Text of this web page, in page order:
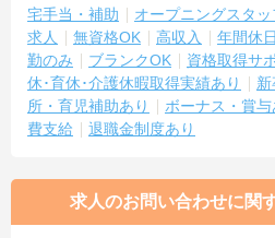
宅手当・補助
オープニングスタ
求人
無資格OK 高収入 年間休
勤のみ
ブランクOK 資格取得サ
休･育休･介護休暇取得実績あり
所・育児補助あり
ボーナス・賞与
費支給
退職金制度あり
求人のお問い合わせに関